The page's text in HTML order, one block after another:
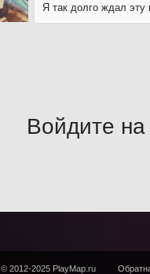
Я так долго ждал эту
Войдите на
© 2012-2025 PlayMap.ru